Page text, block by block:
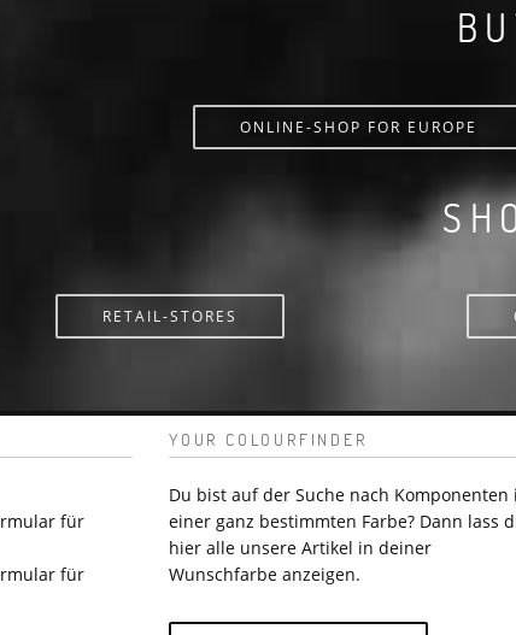
ONLINE-SHOP FOR EUROPE
RETAIL-STORES
für
für
YOUR COLOURFINDER
Du bist auf der Suche nach Komponenten
einer ganz bestimmten Farbe? Dann lass
hier alle unsere Artikel in deiner
Wunschfarbe anzeigen.